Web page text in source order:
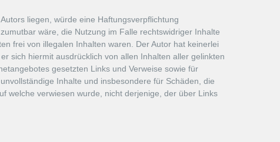
liegen, würde eine Haftungsverpflichtung
wäre, die Nutzung im Falle rechtswidriger Inhalte
frei von illegalen Inhalten waren. Der Autor hat keinerlei
sich hiermit ausdrücklich von allen Inhalten aller gelinkten
gesetzten Links und Verweise sowie für
Inhalte und insbesondere für Schäden, die
welche verwiesen wurde, nicht derjenige, der über Links